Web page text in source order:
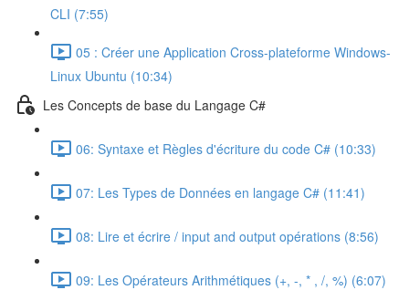
CLI (7:55)
05 : Créer une Application Cross-plateforme Windows-
Linux Ubuntu (10:34)
Les Concepts de base du Langage C#
06: Syntaxe et Règles d'écriture du code C# (10:33)
07: Les Types de Données en langage C# (11:41)
08: Lire et écrire / input and output opérations (8:56)
09: Les Opérateurs Arithmétiques (+, -, * , /, %) (6:07)